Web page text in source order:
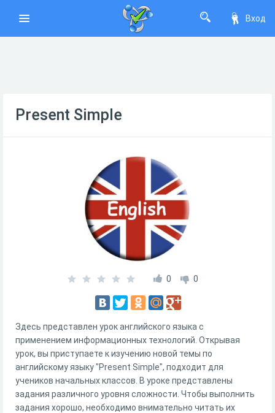
Вход
Present Simple
0 0
Здесь представлен урок английского языка с
применением информационных технологий. Открывая
урок, вы приступаете к изучению новой темы по
английскому языку "Present Simple", подходит для
учеников начальных классов. В уроке представлены
задания различного уровня сложности. Чтобы выполнить
задания хорошо, необходимо внимательно читать их